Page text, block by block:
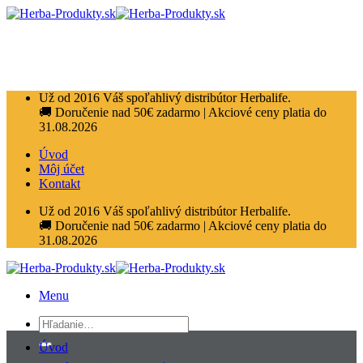
Přeskočit
Už od 2016 Váš spoľahlivý distribútor Herbalife.
🚚 Doručenie nad 50€ zadarmo | Akciové ceny platia do
31.08.2026
Úvod
Môj účet
Kontakt
Už od 2016 Váš spoľahlivý distribútor Herbalife.
🚚 Doručenie nad 50€ zadarmo | Akciové ceny platia do
31.08.2026
Menu
Hľadať:
Úvod